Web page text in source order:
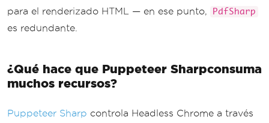
para el renderizado HTML — en ese punto,
PdfSharp
es redundante.
¿Qué hace que Puppeteer Sharpconsuma
muchos recursos?
Puppeteer Sharp controla Headless Chrome a través